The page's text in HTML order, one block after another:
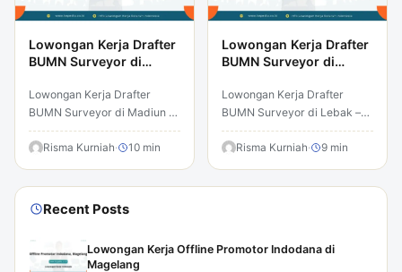
Lowongan Kerja Drafter
BUMN Surveyor di
Lowongan Kerja Drafter
BUMN Surveyor di Madiun –
Temukan peluang karir
menarik yang dapat
Anda. Lowongan kerja…
Risma Kurniah· 10 min
Lowongan Kerja Drafter
BUMN Surveyor di
Lowongan Kerja Drafter
BUMN Surveyor di Lebak –
Temukan peluang karir
menarik yang dapat
Anda. Lowongan kerja…
Risma Kurniah· 9 min
Recent Posts
Lowongan Kerja Offline Promotor Indodana di
Magelang